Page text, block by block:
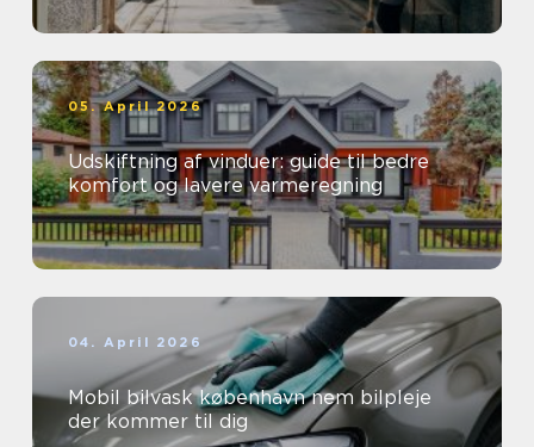
05. April 2026
Udskiftning af vinduer: guide til bedre
komfort og lavere varmeregning
04. April 2026
Mobil bilvask københavn nem bilpleje
der kommer til dig